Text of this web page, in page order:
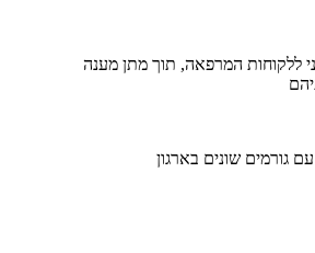
ללקוחות המרפאה, תוך מתן מענה
גורמים שונים בארגון